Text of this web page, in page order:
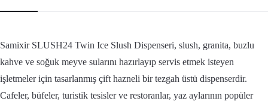
Samixir SLUSH24 Twin Ice Slush Dispenseri, slush, granita, buzlu
kahve ve soğuk meyve sularını hazırlayıp servis etmek isteyen
işletmeler için tasarlanmış çift hazneli bir tezgah üstü dispenserdir.
Cafeler, büfeler, turistik tesisler ve restoranlar, yaz aylarının popüler